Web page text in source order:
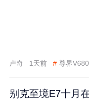
卢奇 1天前 # 尊界V680
别克至境E7十月